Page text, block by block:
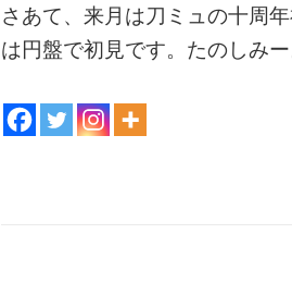
さあて、来月は刀ミュの十周
は円盤で初見です。たのしみー